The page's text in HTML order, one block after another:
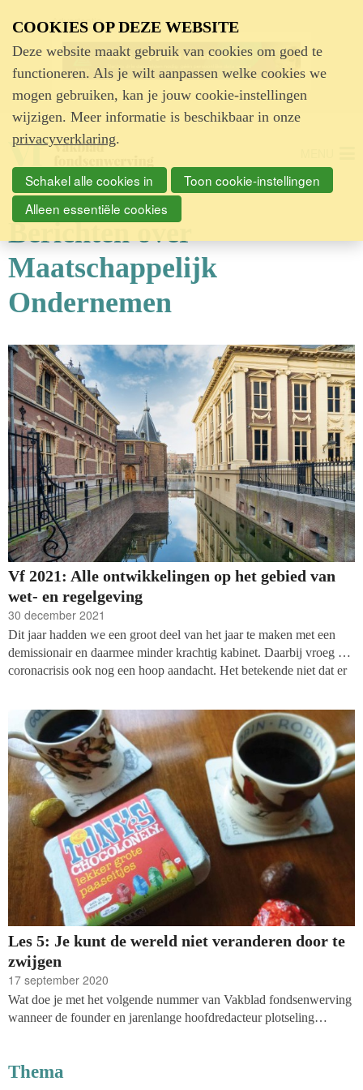
Advertentie
Berichten over
Maatschappelijk
Ondernemen
Vf 2021: Alle ontwikkelingen op het gebied van
wet- en regelgeving
30 december 2021
Dit jaar hadden we een groot deel van het jaar te maken met een
demissionair en daarmee minder krachtig kabinet. Daarbij vroeg de
coronacrisis ook nog een hoop aandacht. Het betekende niet dat er
van legislatie op een rijtje, nog lopend én al afgesloten.
Les 5: Je kunt de wereld niet veranderen door te
zwijgen
17 september 2020
Wat doe je met het volgende nummer van Vakblad fondsenwerving
wanneer de founder en jarenlange hoofdredacteur plotseling
meeste editorials van Jaap's hand was altijd wel een les te
Thema
COOKIES OP DEZE WEBSITE
Deze website maakt gebruik van cookies om goed te
functioneren. Als je wilt aanpassen welke cookies we
mogen gebruiken, kan je jouw cookie-instellingen
wijzigen. Meer informatie is beschikbaar in onze
privacyverklaring.
Schakel alle cookies in
Toon cookie-instellingen
Alleen essentiële cookies